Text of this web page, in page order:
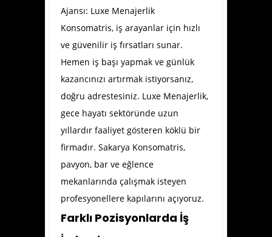
Ajansı: Luxe Menajerlik
Konsomatris, iş arayanlar için hızlı
ve güvenilir iş fırsatları sunar.
Hemen iş başı yapmak ve günlük
kazancınızı artırmak istiyorsanız,
doğru adrestesiniz. Luxe Menajerlik,
gece hayatı sektöründe uzun
yıllardır faaliyet gösteren köklü bir
firmadır. Sakarya Konsomatris,
pavyon, bar ve eğlence
mekanlarında çalışmak isteyen
profesyonellere kapılarını açıyoruz.
Farklı Pozisyonlarda İş